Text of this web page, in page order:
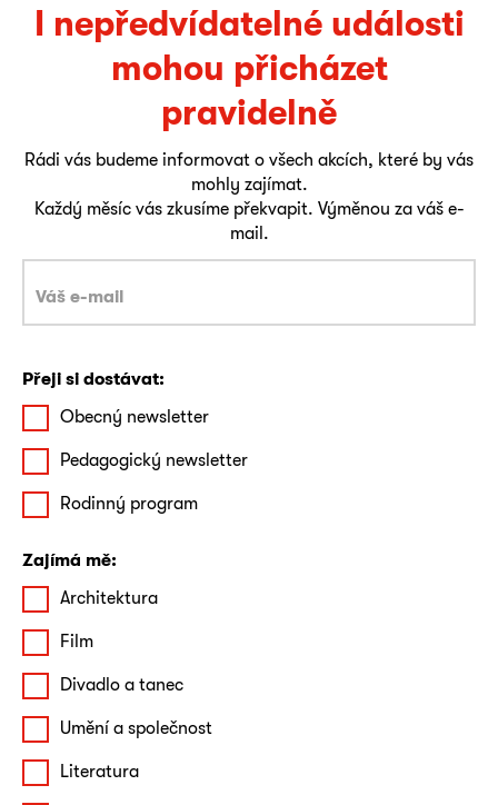
I nepředvídatelné události
mohou přicházet
pravidelně
Rádi vás budeme informovat o všech akcích, které by vás
mohly zajímat.
Každý měsíc vás zkusíme překvapit. Výměnou za váš e-
mail.
Přeji si dostávat:
Obecný newsletter
Pedagogický newsletter
Rodinný program
Zajímá mě:
Architektura
Film
Divadlo a tanec
Umění a společnost
Literatura